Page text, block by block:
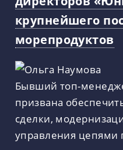
крупнейшего
морепродуктов
Бывший топ-
призвана
сделки,
управления цепями